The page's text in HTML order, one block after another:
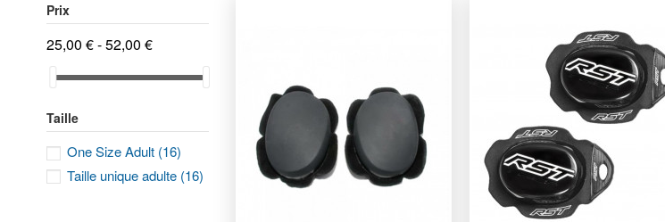
Prix
25,00 € - 52,00 €
Taille
One Size Adult (16)
Taille unique adulte (16)